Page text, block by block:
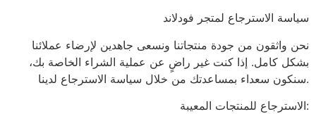
سياسة الاسترجاع لمتجر فودلاند
نحن واثقون من جودة منتجاتنا ونسعى جاهدين لإرضاء عملائنا
بشكل كامل. إذا كنت غير راضٍ عن عملية الشراء الخاصة بك،
سنكون سعداء بمساعدتك من خلال سياسة الاسترجاع لدينا.
الاسترجاع للمنتجات المعيبة: